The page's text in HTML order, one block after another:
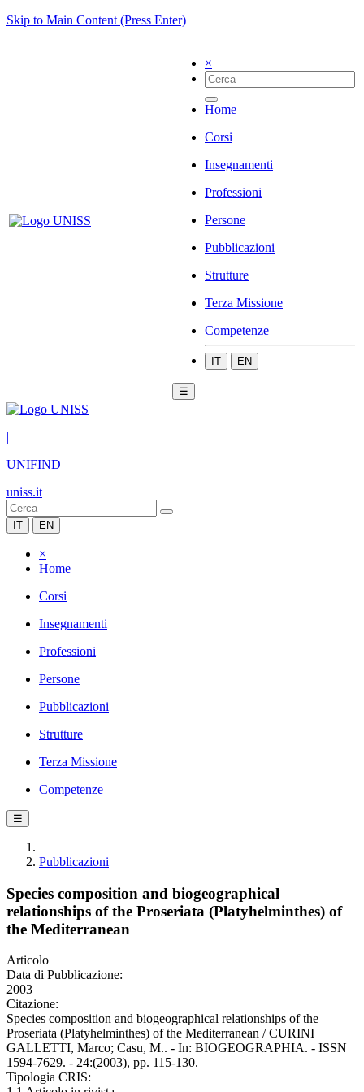
Skip to Main Content (Press Enter)
×
Home
Corsi
Insegnamenti
Professioni
Persone
Pubblicazioni
Strutture
Terza Missione
Competenze
IT EN
☰
|
UNIFIND
uniss.it
IT EN
×
Home
Corsi
Insegnamenti
Professioni
Persone
Pubblicazioni
Strutture
Terza Missione
Competenze
☰
Pubblicazioni
Species composition and biogeographical
relationships of the Proseriata (Platyhelminthes) of
the Mediterranean
Articolo
Data di Pubblicazione:
2003
Citazione:
Species composition and biogeographical relationships of the
Proseriata (Platyhelminthes) of the Mediterranean / CURINI
GALLETTI, Marco; Casu, M.. - In: BIOGEOGRAPHIA. - ISSN
1594-7629. - 24:(2003), pp. 115-130.
Tipologia CRIS: